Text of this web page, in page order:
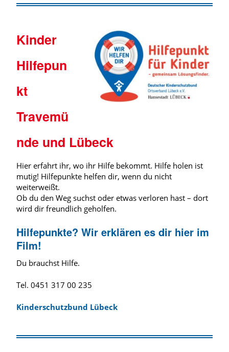
Kinder
Hilfepun
kt
Travemü
nde und Lübeck
Hier erfahrt ihr, wo ihr Hilfe bekommt. Hilfe holen ist
mutig! Hilfepunkte helfen dir, wenn du nicht
weiterweißt.
Ob du den Weg suchst oder etwas verloren hast – dort
wird dir freundlich geholfen.
Hilfepunkte? Wir erklären es dir hier im
Film!​
Du brauchst Hilfe.
Tel. 0451 317 00 235
Kinderschutzbund Lübeck